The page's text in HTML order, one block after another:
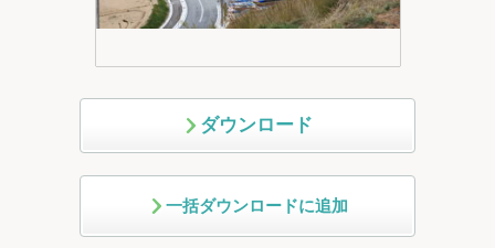
ダウンロード
一括ダウンロードに追加